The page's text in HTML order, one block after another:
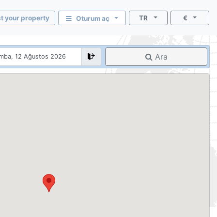
your property Oturum aç TR €
Ara